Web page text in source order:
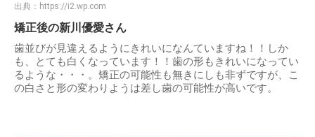
出典： https://i2.wp.com
矯正後の新川優愛さん
歯並びが見違えるようにきれいになんていますね！！しか
も、とても白くなっています！！歯の形もきれいになってい
るような・・・。矯正の可能性も無きにしも非ずですが、こ
の白さと形の変わりようは差し歯の可能性が高いです。